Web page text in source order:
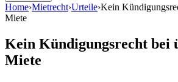
Home›Mietrecht›Urteile›Kein
Miete
Kein Kündigungsrecht bei
Miete